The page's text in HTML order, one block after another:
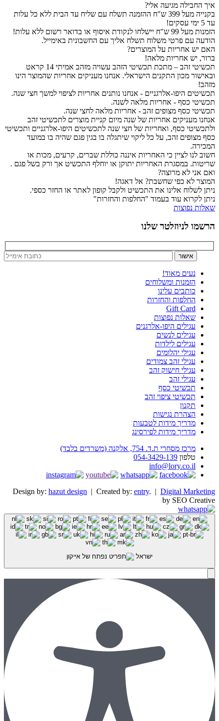
איך החבילה מגיעה אלי?
בקנייה מעל 399 ש"ח ההזמנה תשלח עם שליח עד הבית ללא כל עלות
עד 5 ימי עסקים!
הזמנות מעל 99 ש"ח יישלחו לנקודת איסוף או בדואר רשום ללא עלות!
הודעה עם פרטי משלוח תשלח אליך עם החשבונית באימייל.
האם יש אחריות על המוצרים?
ברור, יש אחריות מלאה!
תכשיטי זהב – מתכת תכשיטי הזהב עשויה מזהב אמיתי 14 קראט
ובאישור מכון התקנים הישראלי. אנחנו מעניקים אחריות שהמוצר הינו
מזהב!
תכשיטים היפו-אלרגניים - אנחנו נותנים אחריות לציפוי למשך חצי שנה.
תכשיטי כסף - אחריות מלאה לשנה.
תכשיטי כסף מצופים זהב - אחריות מלאה לחצי שנה.
אנחנו מעניקים אחריות של שנה מיום קניית מוצרים לתכשיטי זהב
ולתכשיטי כסף, ואחריות של חצי שנה לתכשיטים היפו-אלרגניים ותכשיטי
כסף מצופים זהב, על כל ליקוי שיתגלה בו בגין פגם שהיה בו במועד
המכירה.
חשוב לנו לציין כי האחריות איננה כוללת שברים, קרעים, מכות או
שריטות. במסגרת האחריות יתוקן או יוחלף התכשיט אך ורק בשל פגם .
ואם אני לא מרוצה?
המוצר לא כפי שחשבת? אל דאגה!
ניתן לשלוח אלינו את התכשיט ולקבל קופון לאתר או החזר כספי.
ניתן לקרוא עוד בעמוד "החלפות והחזרות"
שאלות נפוצות
הרשמו לניוזלטר שלנו
נעים מאוד!
הזמנות ומשלוחים
כותבים עלינו
החלפות והחזרות
Gift Card
שאלות נפוצות
עגילים היפו-אלרגנים
עגילים לנשים
עגילים לילדות
עגילי יהלומים
עגילי זהב צמודים
עגילי חישוק זהב
עגילי זהב
תכשיטי כסף
תכשיטי ציפוי זהב
תקנון
הצהרת נגישות
מדריך מידות לטבעות
מדריך מידות לפירסינג
מרכז מסחרי ת.ד. 754, אלקנה (משרדים בלבד)
טלפון 054-3429-139
info@lory.co.il
Design by: hazut design | Created by: entry. | Digital Marketing
by SEO Creative
ישראל